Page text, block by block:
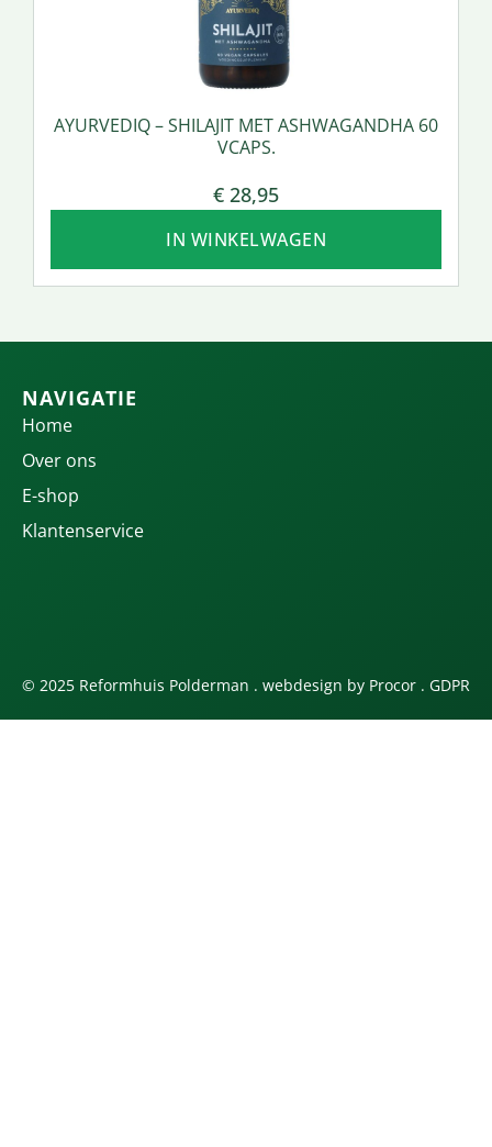
AYURVEDIQ – SHILAJIT MET ASHWAGANDHA 60
VCAPS.
€ 28,95
IN WINKELWAGEN
NAVIGATIE
Home
Over ons
E-shop
Klantenservice
© 2025 Reformhuis Polderman . webdesign by Procor . GDPR